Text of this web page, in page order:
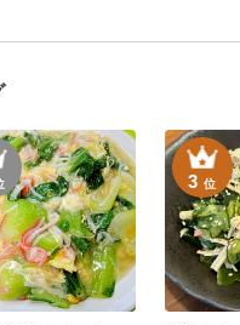
3位